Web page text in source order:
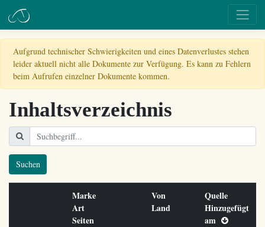
Aufgrund technischer Schwierigkeiten und eines Datenverlustes stehen
leider aktuell nicht alle Dokumente zur Verfügung. Es kann zu Fehlern
beim Aufrufen einzelner Dokumente kommen.
Inhaltsverzeichnis
Suchen
Marke
Art
Seiten
Von
Land
Quelle
Hinzugefügt
am